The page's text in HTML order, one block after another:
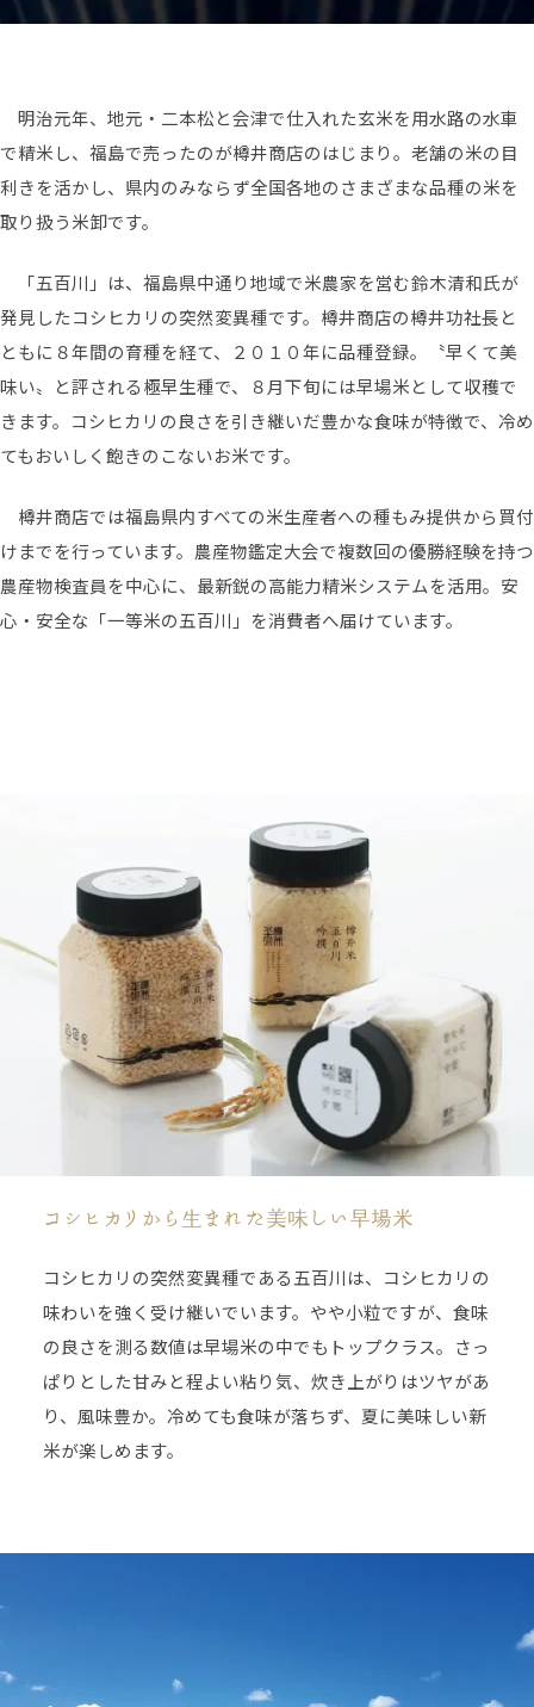
明治元年、地元・二本松と会津で仕入れた玄米を用水路の水車
で精米し、福島で売ったのが樽井商店のはじまり。老舗の米の目
利きを活かし、県内のみならず全国各地のさまざまな品種の米を
取り扱う米卸です。
「五百川」は、福島県中通り地域で米農家を営む鈴木清和氏が
発見したコシヒカリの突然変異種です。樽井商店の樽井功社長と
ともに８年間の育種を経て、２０１０年に品種登録。〝早くて美
味い〟と評される極早生種で、８月下旬には早場米として収穫で
きます。コシヒカリの良さを引き継いだ豊かな食味が特徴で、冷め
てもおいしく飽きのこないお米です。
樽井商店では福島県内すべての米生産者への種もみ提供から買付
けまでを行っています。農産物鑑定大会で複数回の優勝経験を持つ
農産物検査員を中心に、最新鋭の高能力精米システムを活用。安
心・安全な「一等米の五百川」を消費者へ届けています。
コシヒカリから生まれた美味しい早場米
コシヒカリの突然変異種である五百川は、コシヒカリの
味わいを強く受け継いでいます。やや小粒ですが、食味
の良さを測る数値は早場米の中でもトップクラス。さっ
ぱりとした甘みと程よい粘り気、炊き上がりはツヤがあ
り、風味豊か。冷めても食味が落ちず、夏に美味しい新
米が楽しめます。